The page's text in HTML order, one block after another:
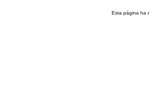
Esta página ha